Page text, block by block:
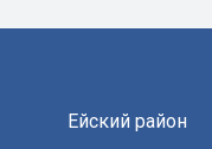
Ейский район